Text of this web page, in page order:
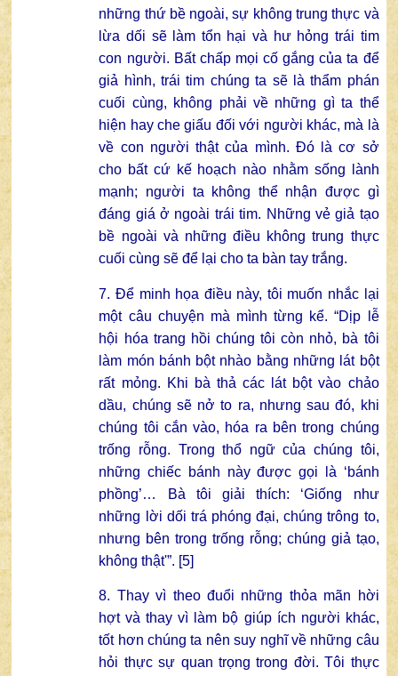
những thứ bề ngoài, sự không trung thực và
lừa dối sẽ làm tổn hại và hư hỏng trái tim
con người. Bất chấp mọi cố gắng của ta để
giả hình, trái tim chúng ta sẽ là thẩm phán
cuối cùng, không phải về những gì ta thể
hiện hay che giấu đối với người khác, mà là
về con người thật của mình. Đó là cơ sở
cho bất cứ kế hoạch nào nhằm sống lành
mạnh; người ta không thể nhận được gì
đáng giá ở ngoài trái tim. Những vẻ giả tạo
bề ngoài và những điều không trung thực
cuối cùng sẽ để lại cho ta bàn tay trắng.
7. Để minh họa điều này, tôi muốn nhắc lại
một câu chuyện mà mình từng kể. “Dịp lễ
hội hóa trang hồi chúng tôi còn nhỏ, bà tôi
làm món bánh bột nhào bằng những lát bột
rất mỏng. Khi bà thả các lát bột vào chảo
dầu, chúng sẽ nở to ra, nhưng sau đó, khi
chúng tôi cắn vào, hóa ra bên trong chúng
trống rỗng. Trong thổ ngữ của chúng tôi,
những chiếc bánh này được gọi là ‘bánh
phồng’… Bà tôi giải thích: ‘Giống như
những lời dối trá phóng đại, chúng trông to,
nhưng bên trong trống rỗng; chúng giả tạo,
không thật'”. [5]
8. Thay vì theo đuổi những thỏa mãn hời
hợt và thay vì làm bộ giúp ích người khác,
tốt hơn chúng ta nên suy nghĩ về những câu
hỏi thực sự quan trọng trong đời. Tôi thực